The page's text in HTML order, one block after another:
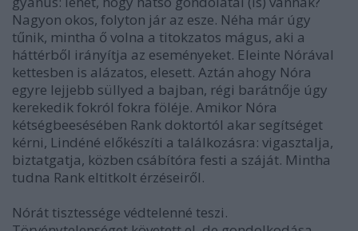
Nagyon okos, folyton jár az esze. Néha már úgy
tűnik, mintha ő volna a titokzatos mágus, aki a
háttérből irányítja az eseményeket. Eleinte Nórával
kettesben is alázatos, elesett. Aztán ahogy Nóra
egyre lejjebb süllyed a bajban, régi barátnője úgy
kerekedik fokról fokra föléje. Amikor Nóra
kétségbeesésében Rank doktortól akar segítséget
kérni, Lindéné előkészíti a találkozásra: vigasztalja,
biztatgatja, közben csábítóra festi a száját. Mintha
tudna Rank eltitkolt érzéseiről.
Nórát tisztessége védtelenné teszi.